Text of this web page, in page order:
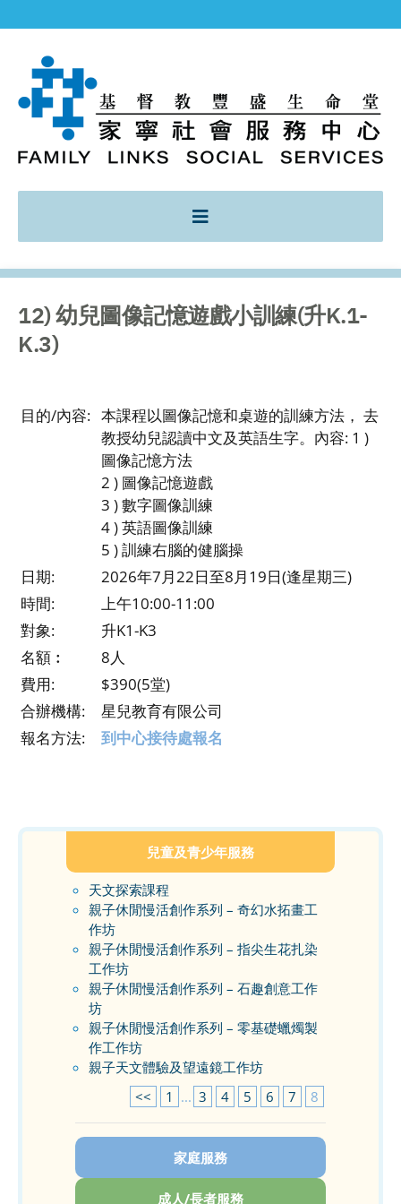
12) 幼兒圖像記憶遊戲小訓練(升K.1-
K.3)
目的/內容: 本課程以圖像記憶和桌遊的訓練方法， 去
教授幼兒認讀中文及英語生字。內容: 1 )
圖像記憶方法
2 ) 圖像記憶遊戲
3 ) 數字圖像訓練
4 ) 英語圖像訓練
5 ) 訓練右腦的健腦操
日期:
2026年7月22日至8月19日(逢星期三)
時間:
上午10:00-11:00
對象:
升K1-K3
名額︰
8人
費用:
$390(5堂)
合辦機構:
星兒教育有限公司
報名方法:
到中心接待處報名
兒童及青少年服務
天文探索課程
親子休閒慢活創作系列 – 奇幻水拓畫工
作坊
親子休閒慢活創作系列 – 指尖生花扎染
工作坊
親子休閒慢活創作系列 – 石趣創意工作
坊
親子休閒慢活創作系列 – 零基礎蠟燭製
作工作坊
親子天文體驗及望遠鏡工作坊
<<
1 ... 3 4 5 6 7 8
家庭服務
成人/長者服務